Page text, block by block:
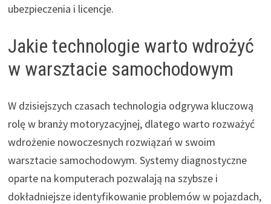
ubezpieczenia i licencje.
Jakie technologie warto wdrożyć
w warsztacie samochodowym
W dzisiejszych czasach technologia odgrywa kluczową
rolę w branży motoryzacyjnej, dlatego warto rozważyć
wdrożenie nowoczesnych rozwiązań w swoim
warsztacie samochodowym. Systemy diagnostyczne
oparte na komputerach pozwalają na szybsze i
dokładniejsze identyfikowanie problemów w pojazdach,